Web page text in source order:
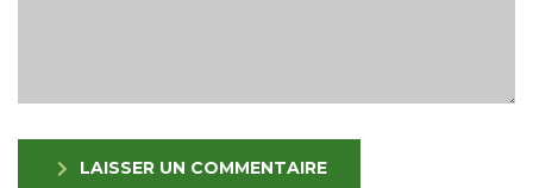
LAISSER UN COMMENTAIRE